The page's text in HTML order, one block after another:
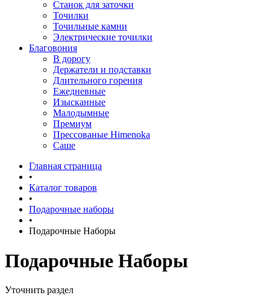
Станок для заточки
Точилки
Точильные камни
Электрические точилки
Благовония
В дорогу
Держатели и подставки
Длительного горения
Ежедневные
Изысканные
Малодымные
Премиум
Прессованые Himenoka
Саше
Главная страница
•
Каталог товаров
•
Подарочные наборы
•
Подарочные Наборы
Подарочные Наборы
Уточнить раздел